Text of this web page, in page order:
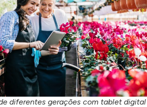
diferentes gerações com tablet digital